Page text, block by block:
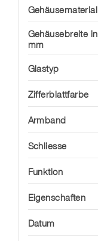
Gehäusematerial
Gehäusebreite in
mm
Glastyp
Zifferblattfarbe
Armband
Schliesse
Funktion
Eigenschaften
Datum